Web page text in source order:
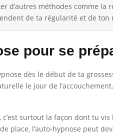
d’autres méthodes comme la
de ta régularité et de ton
pour se
dès le début de ta
le jour de
surtout la façon dont tu
place, l’auto-hypnose peut